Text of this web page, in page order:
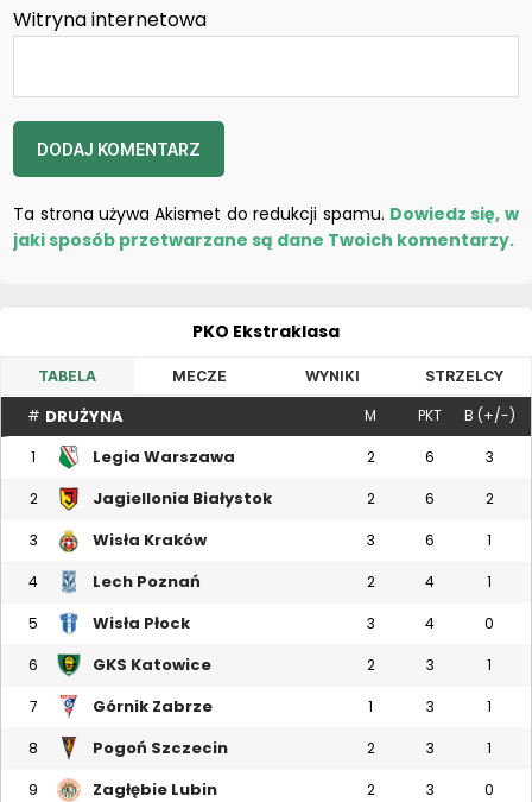
Witryna internetowa
Ta strona używa Akismet do redukcji spamu. Dowiedz się, w
jaki sposób przetwarzane są dane Twoich komentarzy.
PKO Ekstraklasa
TABELA MECZE WYNIKI STRZELCY
# DRUŻYNA M PKT B (+/-)
1 Legia Warszawa 2 6 3
2 Jagiellonia Białystok 2 6 2
3 Wisła Kraków 3 6 1
4 Lech Poznań 2 4 1
5 Wisła Płock 3 4 0
6 GKS Katowice 2 3 1
7 Górnik Zabrze 1 3 1
8 Pogoń Szczecin 2 3 1
9 Zagłębie Lubin 2 3 0